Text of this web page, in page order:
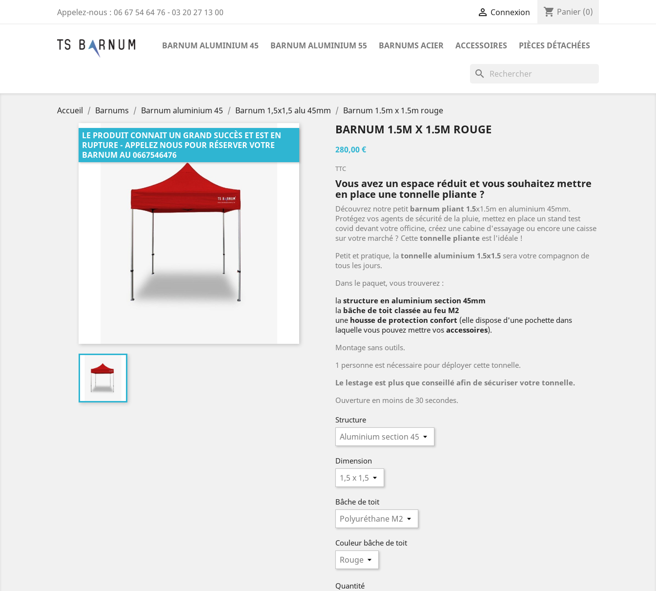
Appelez-nous : 06 67 54 64 76 - 03 20 27 13 00  Connexion shopping_cart Panier (0)
BARNUM ALUMINIUM 45 BARNUM ALUMINIUM 55 BARNUMS ACIER ACCESSOIRES PIÈCES DÉTACHÉES
search
Accueil Barnums Barnum aluminium 45 Barnum 1,5x1,5 alu 45mm Barnum 1.5m x 1.5m rouge
LE PRODUIT CONNAIT UN GRAND SUCCÈS ET EST EN
RUPTURE - APPELEZ NOUS POUR RÉSERVER VOTRE
BARNUM AU 0667546476
BARNUM 1.5M X 1.5M ROUGE
280,00 €
TTC
Vous avez un espace réduit et vous souhaitez mettre
en place une tonnelle pliante ?
Découvrez notre petit barnum pliant 1.5x1.5m en aluminium 45mm.
Protégez vos agents de sécurité de la pluie, mettez en place un stand test
covid devant votre officine, créez une cabine d'essayage ou encore une caisse
sur votre marché ? Cette tonnelle pliante est l'idéale !
Petit et pratique, la tonnelle aluminium 1.5x1.5 sera votre compagnon de
tous les jours.
Dans le paquet, vous trouverez :
la structure en aluminium section 45mm
la bâche de toit classée au feu M2
une housse de protection confort (elle dispose d'une pochette dans
laquelle vous pouvez mettre vos accessoires).
Montage sans outils.
1 personne est nécessaire pour déployer cette tonnelle.
Le lestage est plus que conseillé afin de sécuriser votre tonnelle.
Ouverture en moins de 30 secondes.
Structure
Dimension
Bâche de toit
Couleur bâche de toit
Quantité